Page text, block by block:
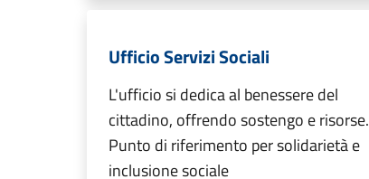
Ufficio Servizi Sociali
L'ufficio si dedica al benessere del
cittadino, offrendo sostengo e risorse.
Punto di riferimento per solidarietà e
inclusione sociale